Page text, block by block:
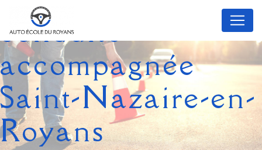
conduite
accompagnée
Saint-Nazaire-en-
Royans
Panneau de gestion des cookies